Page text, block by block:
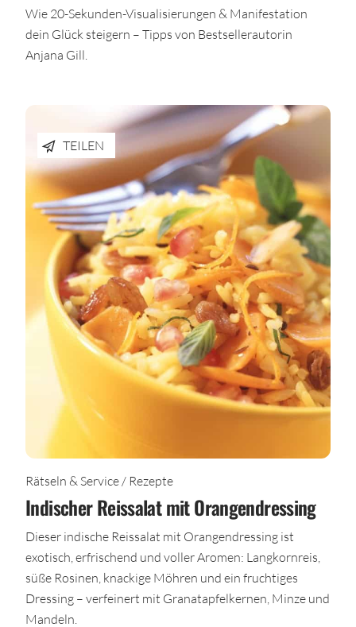
Wie 20-Sekunden-Visualisierungen & Manifestation
dein Glück steigern – Tipps von Bestsellerautorin
Anjana Gill.
TEILEN
Rätseln & Service / Rezepte
Indischer Reissalat mit Orangendressing
Dieser indische Reissalat mit Orangendressing ist
exotisch, erfrischend und voller Aromen: Langkornreis,
süße Rosinen, knackige Möhren und ein fruchtiges
Dressing – verfeinert mit Granatapfelkernen, Minze und
Mandeln.